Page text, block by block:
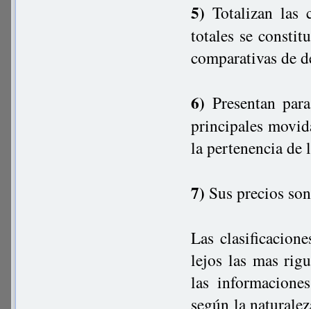
5) Totalizan las
totales se
comparativas de
6) Presentan
principales
la pertenencia de
7) Sus precios
Las
lejos las mas
las
según la